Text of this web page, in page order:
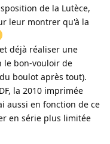
de la Lutèce,
leur montrer qu'à la
déjà réaliser une
le bon-vouloir de
boulot après tout).
la 2010 imprimée
aussi en fonction de ce
en série plus limitée